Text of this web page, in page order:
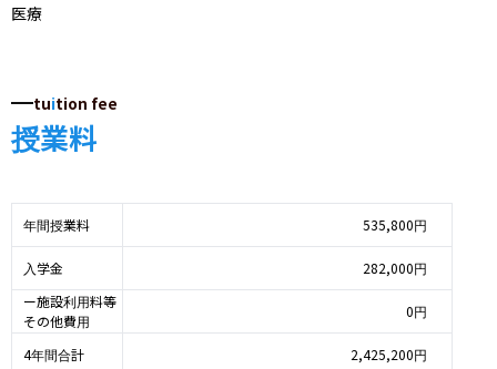
医療
tuition fee
授業料
年間授業料 535,800円
入学金
282,000円
ー施設利用料等
その他費用
0円
4年間合計 2,425,200円